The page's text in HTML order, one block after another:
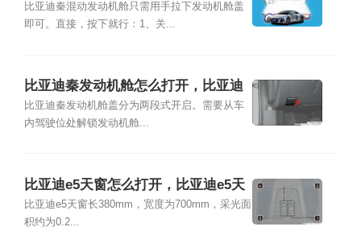
比亚迪秦混动发动机舱只需用手拉下发动机舱盖
即可。直接，按下就行：1、关...
比亚迪秦发动机舱怎么打开，比亚迪
秦发动机舱图解
比亚迪秦发动机舱盖分为两段式开启。需要从车
内驾驶位处解锁发动机舱...
比亚迪e5天窗怎么打开，比亚迪e5天
窗尺寸
比亚迪e5天窗长380mm，宽度为700mm，采光面
积约为0.2...